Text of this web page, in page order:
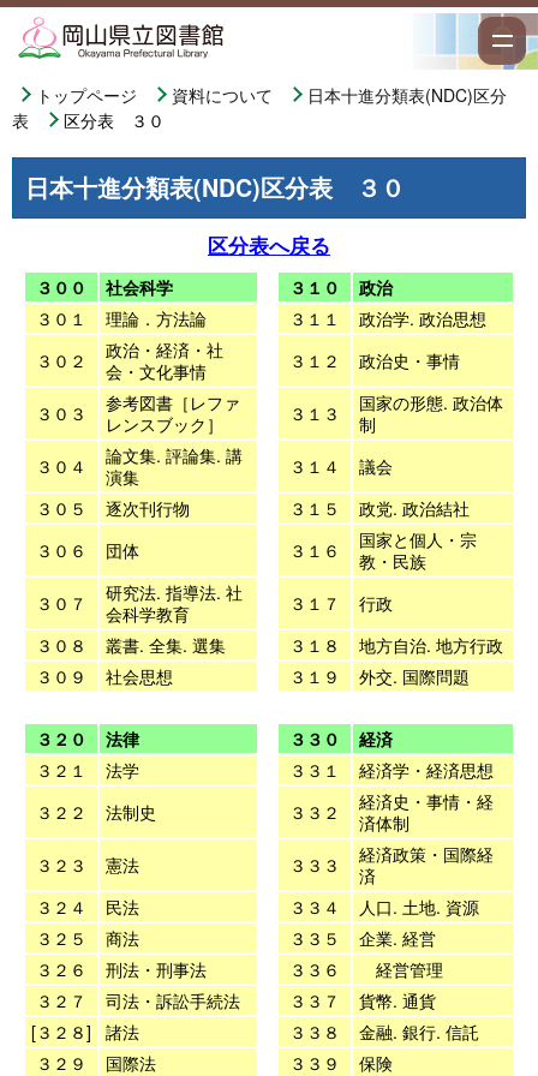
トップページ 資料について
日本十進分類表(NDC)区分
表
区分表 ３０
日本十進分類表(NDC)区分表 ３０
区分表へ戻る
３００ 社会科学 ３１０
政治
３０１
理論．方法論 ３１１
政治学. 政治思想
３０２
政治・経済・社
会・文化事情
３１２ 政治史・事情
３０３
参考図書［レファ
レンスブック］
３１３
国家の形態. 政治体
制
３０４
論文集. 評論集. 講
演集
３１４
議会
３０５
逐次刊行物 ３１５
政党. 政治結社
３０６
団体 ３１６
国家と個人・宗
教・民族
３０７
研究法. 指導法. 社
会科学教育
３１７
行政
３０８
叢書. 全集. 選集 ３１８
地方自治. 地方行政
３０９
社会思想 ３１９ 外交. 国際問題
３２０ 法律 ３３０
経済
３２１
法学 ３３１
経済学・経済思想
３２２
法制史 ３３２
経済史・事情・経
済体制
３２３
憲法 ３３３
経済政策・国際経
済
３２４
民法 ３３４
人口. 土地. 資源
３２５
商法 ３３５
企業. 経営
３２６
刑法・刑事法 ３３６
経営管理
３２７
司法・訴訟手続法 ３３７
貨幣. 通貨
[３２８]
諸法 ３３８
金融. 銀行. 信託
３２９
国際法 ３３９ 保険